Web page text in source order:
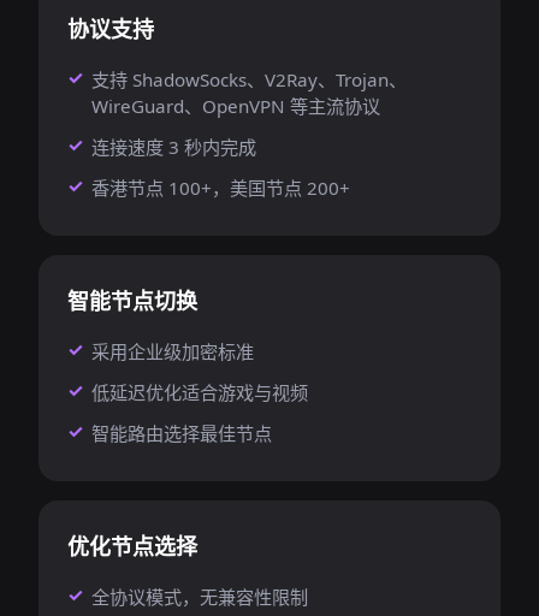
协议支持
支持 ShadowSocks、V2Ray、Trojan、
WireGuard、OpenVPN 等主流协议
连接速度 3 秒内完成
香港节点 100+，美国节点 200+
智能节点切换
采用企业级加密标准
低延迟优化适合游戏与视频
智能路由选择最佳节点
优化节点选择
全协议模式，无兼容性限制